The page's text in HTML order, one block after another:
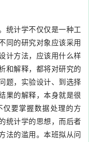
统计学不仅仅是一种工
同的研究对象应该采用
计方法，应该用什么样
和解释，都将对研究的
题，实验设计、到选择
果的解释，本身就是很
要掌握数据处理的方
统计学的思想，而后者
法的滥用。本班拟从问